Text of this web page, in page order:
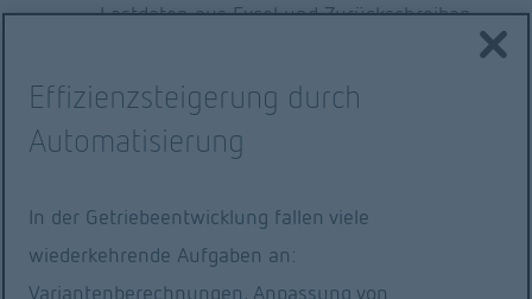
×
Effizienzsteigerung durch
Automatisierung
In der Getriebeentwicklung fallen viele
wiederkehrende Aufgaben an:
Variantenberechnungen, Anpassung von
Lastdaten aus Excel und Zurückschreiben
Einlesen von Messdaten aus der
Produktion und Durchführung einer
Die Ausführung komplexer Aufgaben reduziert
sich damit auf einen einzigen Mausklick.